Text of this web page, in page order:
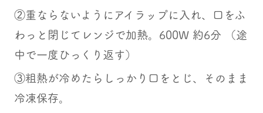
②重ならないようにアイラップに入れ、口をふ
わっと閉じてレンジで加熱。600W 約6分 （途
中で一度ひっくり返す）
③粗熱が冷めたらしっかり口をとじ、そのまま
冷凍保存。